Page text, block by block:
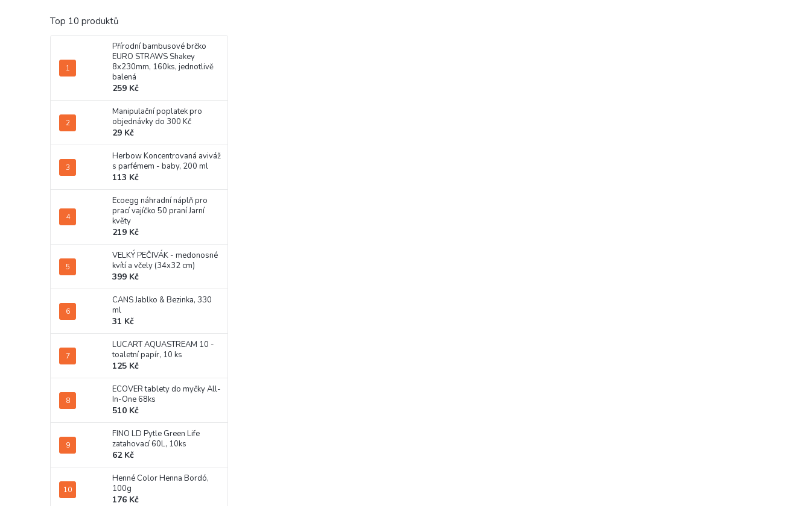
Top 10 produktů
Přírodní bambusové brčko
EURO STRAWS Shakey
8x230mm, 160ks, jednotlivě
balená
259 Kč
Manipulační poplatek pro
objednávky do 300 Kč
29 Kč
Herbow Koncentrovaná aviváž
s parfémem - baby, 200 ml
113 Kč
Ecoegg náhradní náplň pro
prací vajíčko 50 praní Jarní
květy
219 Kč
VELKÝ PEČIVÁK - medonosné
kvítí a včely (34x32 cm)
399 Kč
CANS Jablko & Bezinka, 330
ml
31 Kč
LUCART AQUASTREAM 10 -
toaletní papír, 10 ks
125 Kč
ECOVER tablety do myčky All-
In-One 68ks
510 Kč
FINO LD Pytle Green Life
zatahovací 60L, 10ks
62 Kč
Henné Color Henna Bordó,
100g
176 Kč